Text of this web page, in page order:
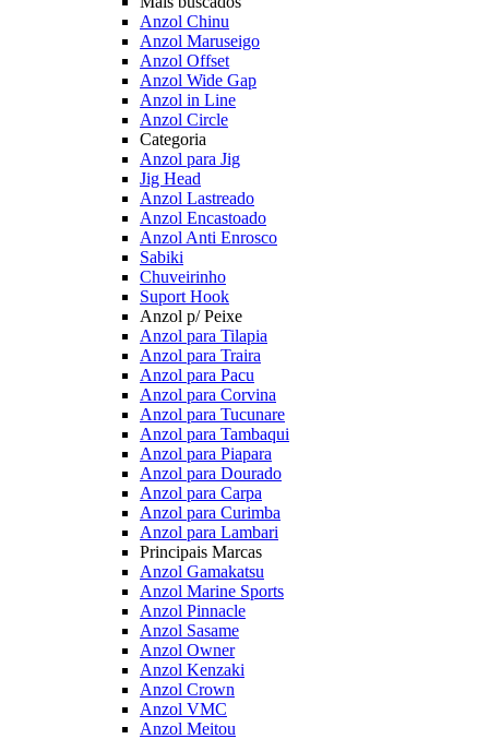
Anzol Chinu
Anzol Maruseigo
Anzol Offset
Anzol Wide Gap
Anzol in Line
Anzol Circle
Categoria
Anzol para Jig
Jig Head
Anzol Lastreado
Anzol Encastoado
Anzol Anti Enrosco
Sabiki
Chuveirinho
Suport Hook
Anzol p/ Peixe
Anzol para Tilapia
Anzol para Traira
Anzol para Pacu
Anzol para Corvina
Anzol para Tucunare
Anzol para Tambaqui
Anzol para Piapara
Anzol para Dourado
Anzol para Carpa
Anzol para Curimba
Anzol para Lambari
Principais Marcas
Anzol Gamakatsu
Anzol Marine Sports
Anzol Pinnacle
Anzol Sasame
Anzol Owner
Anzol Kenzaki
Anzol Crown
Anzol VMC
Anzol Meitou